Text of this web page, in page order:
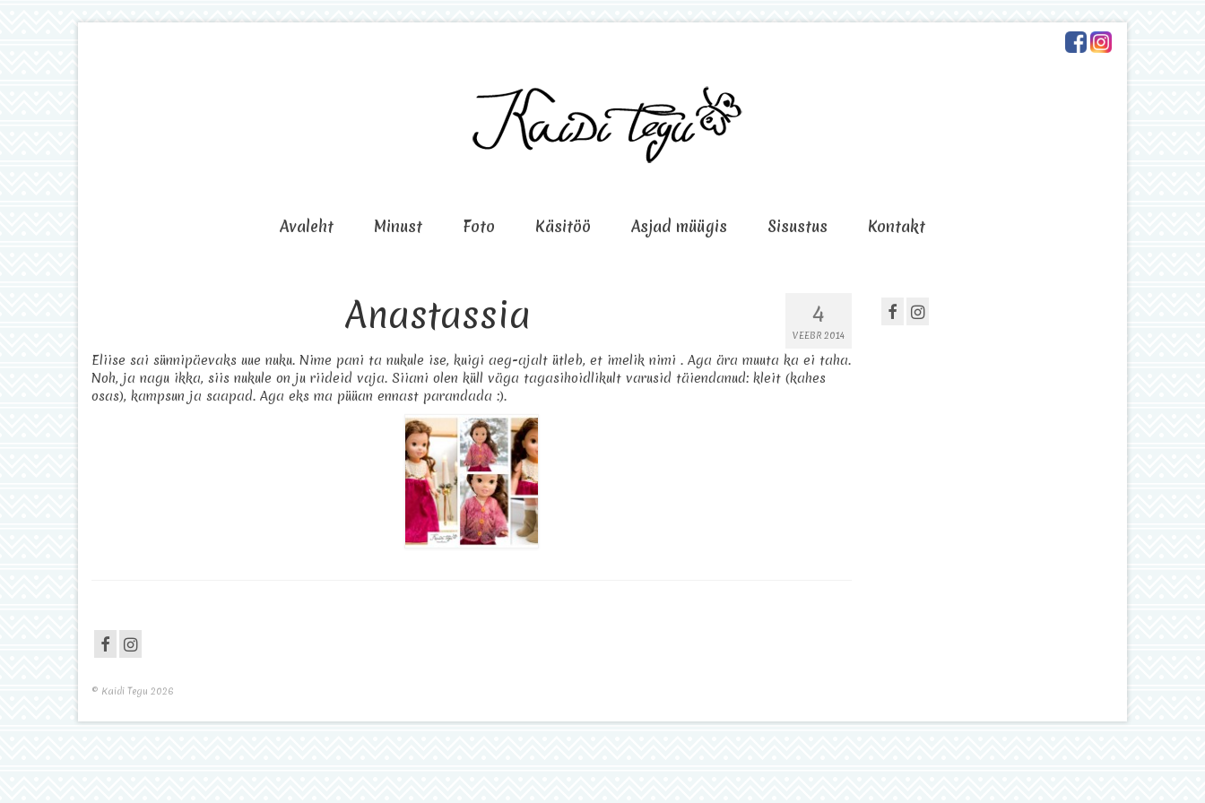
Avaleht Minust Foto Käsitöö Asjad müügis Sisustus Kontakt
4
VEEBR 2014
Anastassia
Eliise sai sünnipäevaks uue nuku. Nime pani ta nukule ise, kuigi aeg-ajalt ütleb, et imelik nimi . Aga ära muuta ka ei taha.
Noh, ja nagu ikka, siis nukule on ju riideid vaja. Siiani olen küll väga tagasihoidlikult varusid täiendanud: kleit (kahes
osas), kampsun ja saapad. Aga eks ma püüan ennast parandada :).
© Kaidi Tegu 2026